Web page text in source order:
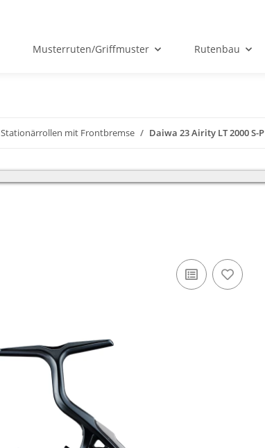
Musterruten/Griffmuster Rutenbau
Stationärrollen mit Frontbremse Daiwa 23 Airity LT 2000